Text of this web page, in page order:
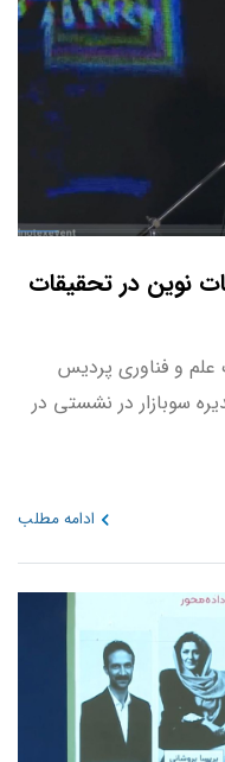
نوین در تحقیقات
2025 که در پارک علم و فناوری پردیس
سوبازار در نشستی در
ادامه مطلب